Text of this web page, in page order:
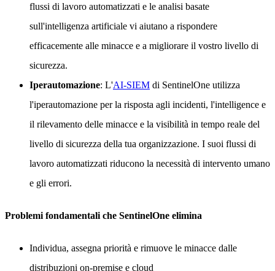
flussi di lavoro automatizzati e le analisi basate
sull'intelligenza artificiale vi aiutano a rispondere
efficacemente alle minacce e a migliorare il vostro livello di
sicurezza.
Iperautomazione: L'AI-SIEM di SentinelOne utilizza
l'iperautomazione per la risposta agli incidenti, l'intelligence e
il rilevamento delle minacce e la visibilità in tempo reale del
livello di sicurezza della tua organizzazione. I suoi flussi di
lavoro automatizzati riducono la necessità di intervento umano
e gli errori.
Problemi fondamentali che SentinelOne elimina
Individua, assegna priorità e rimuove le minacce dalle
distribuzioni on-premise e cloud